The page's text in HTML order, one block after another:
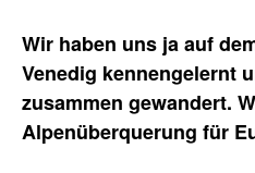
Wir haben uns ja auf
Venedig kennengelernt
zusammen gewandert.
Alpenüberquerung für